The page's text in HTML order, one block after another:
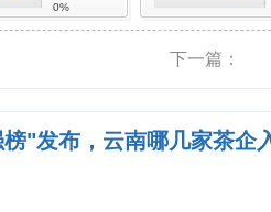
0%
下一篇：
"发布，云南哪几家茶企